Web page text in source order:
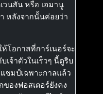
วนสัน หรือ เอมานู
า หลังจากนั้นค่อยว่า
โอกาสที่การ์เนอร์จะ
เจ้าตัวในเร็วๆ นี้ดูริบ
ชมป์เฉพาะกาลแล้ว
ของฟอสเตอร์ยังคง